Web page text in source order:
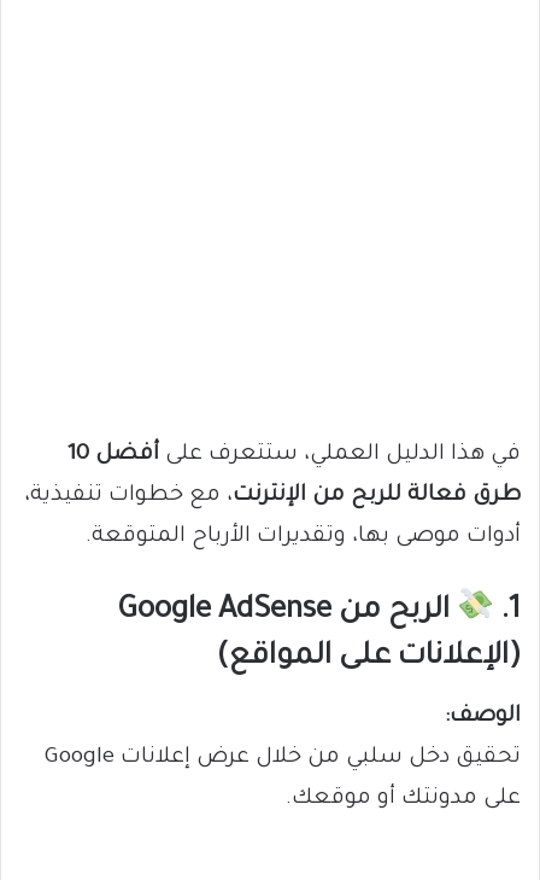
في هذا الدليل العملي، ستتعرف على
أفضل 10
طرق فعالة للربح من الإنترنت، مع خطوات تنفيذية،
أدوات موصى بها، وتقديرات الأرباح المتوقعة.
1.
الربح من Google AdSense
(الإعلانات على المواقع)
الوصف:
تحقيق دخل سلبي من خلال عرض إعلانات Google
على مدونتك أو موقعك.